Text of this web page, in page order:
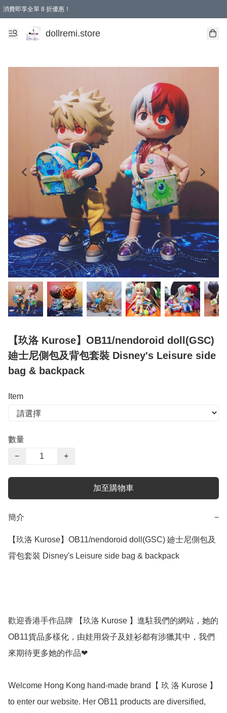
消費即享全單 8 折優惠！
購物滿 HKD 1500.00即享免運費優惠！（適用於 本地送貨、本地取貨、國際送貨 )
dollremi.store
【玖洛 Kurose】OB11/nendoroid doll(GSC)
廸士尼側包及背包套裝 Disney's Leisure side
bag & backpack
Item
數量
−
+
加至購物車
簡介 −
【玖洛 Kurose】OB11/nendoroid doll(GSC) 廸士尼側包及
背包套裝 Disney's Leisure side bag & backpack
歡迎香港手作品牌 【玖洛 Kurose 】進駐我們的網站，她的
OB11貨品多樣化，由娃用袋子及娃衫都有涉獵其中，我們
來期待更多她的作品❤
Welcome Hong Kong hand-made brand【 玖 洛 Kurose 】
to enter our website. Her OB11 products are diversified,